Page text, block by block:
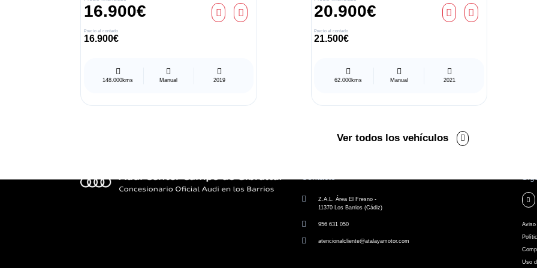
16.900€
Precio al contado
16.900€
148.000kms Manual 2019
20.900€
Precio al contado
21.500€
62.000kms Manual 2021
Ver todos los vehículos
Z.A.L. Área El Fresno -
11370 Los Barrios (Cádiz)
956 631 050
atencionalcliente@atalayamotor.com
Aviso
Uso